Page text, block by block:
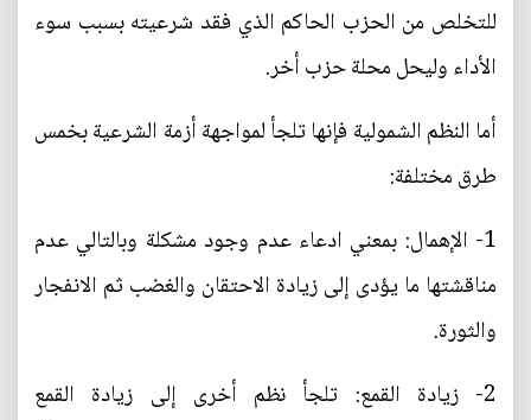
للتخلص من الحزب الحاكم الذي فقد شرعيته بسبب سوء
الأداء وليحل محلة حزب أخر.
أما النظم الشمولية فإنها تلجأ لمواجهة أزمة الشرعية بخمس
طرق مختلفة:
1- الإهمال: بمعني ادعاء عدم وجود مشكلة وبالتالي عدم
مناقشتها ما يؤدى إلى زيادة الاحتقان والغضب ثم الانفجار
والثورة.
2- زيادة القمع: تلجأ نظم أخرى إلى زيادة القمع